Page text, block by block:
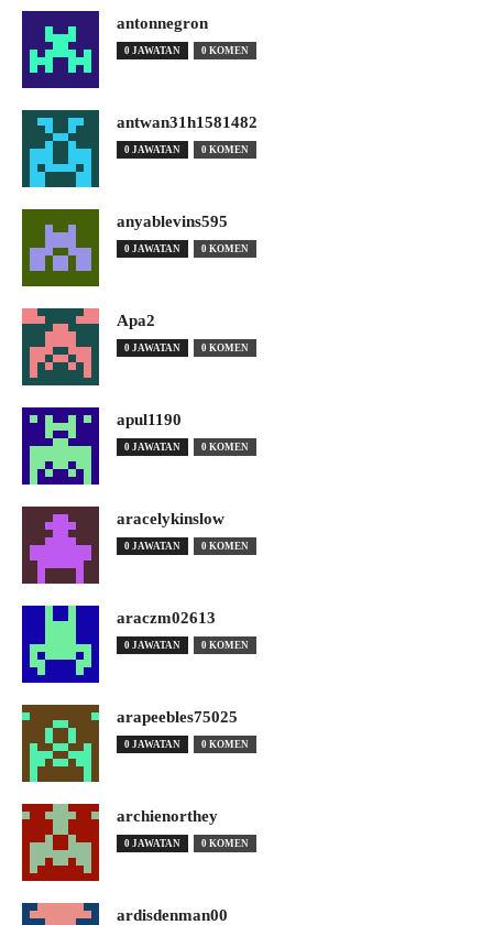
antonnegron
0 JAWATAN 0 KOMEN
antwan31h1581482
0 JAWATAN 0 KOMEN
anyablevins595
0 JAWATAN 0 KOMEN
Apa2
0 JAWATAN 0 KOMEN
apul1190
0 JAWATAN 0 KOMEN
aracelykinslow
0 JAWATAN 0 KOMEN
araczm02613
0 JAWATAN 0 KOMEN
arapeebles75025
0 JAWATAN 0 KOMEN
archienorthey
0 JAWATAN 0 KOMEN
ardisdenman00